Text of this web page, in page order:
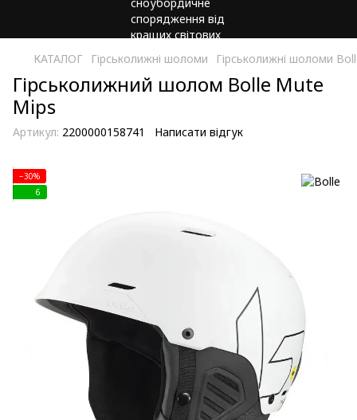
КАТАЛОГ Гірськолижні шоломи Гірськолижні шоломи
Гірськолижний шолом Bolle Mute
Mips
Артикул: 2200000158741 Написати відгук
−30%
6